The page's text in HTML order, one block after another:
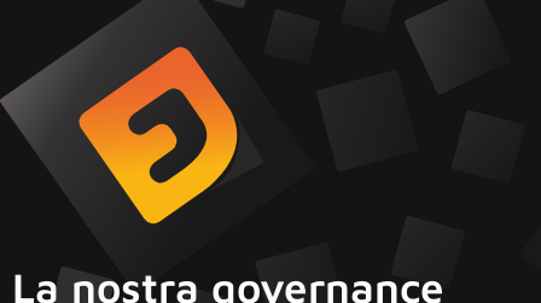
La nostra governance